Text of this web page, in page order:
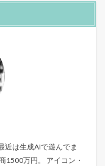
近は生成AIで遊んでま
1500万円。 アイコン・